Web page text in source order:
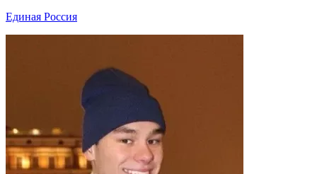
Единая Россия